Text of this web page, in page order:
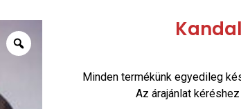
Minden termékünk egyedileg
Az árajánlat